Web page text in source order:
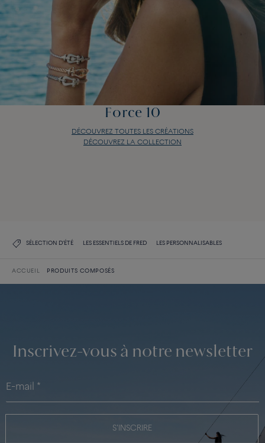
Force 10
DÉCOUVREZ TOUTES LES CRÉATIONS
DÉCOUVREZ LA COLLECTION
SÉLECTION D'ÉTÉ LES ESSENTIELS DE FRED LES PERSONNALISABLES
ACCUEIL PRODUITS COMPOSÉS
Inscrivez-vous à notre newsletter
S'INSCRIRE